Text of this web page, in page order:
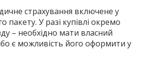
страхування включене у
пакету. У разі купівлі окремо
– необхідно мати власний
є можливість його оформити у